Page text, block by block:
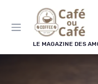
LE MAGAZINE DES
Panneau de gestion des